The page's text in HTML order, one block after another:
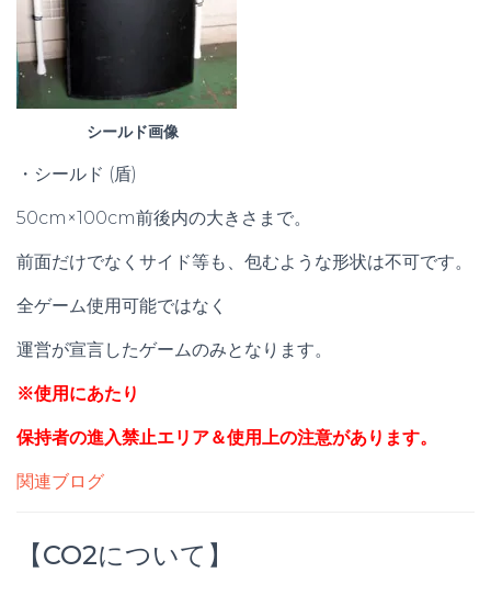
シールド画像
・シールド (盾)
50cm×100cm前後内の大きさまで。
前面だけでなくサイド等も、包むような形状は不可です。
全ゲーム使用可能ではなく
運営が宣言したゲームのみとなります。
※使用にあたり
保持者の進入禁止エリア＆使用上の注意があります。
関連ブログ
【CO2について】